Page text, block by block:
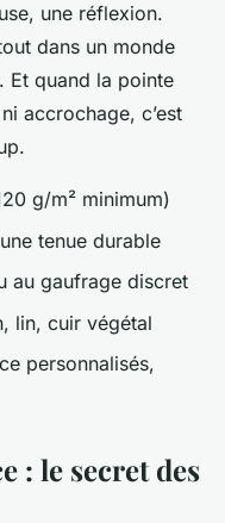
une réflexion.
dans un monde
Et quand la pointe
accrochage, c’est
.
g/m² minimum)
tenue durable
au gaufrage discret
lin, cuir végétal
personnalisés,
: le secret des